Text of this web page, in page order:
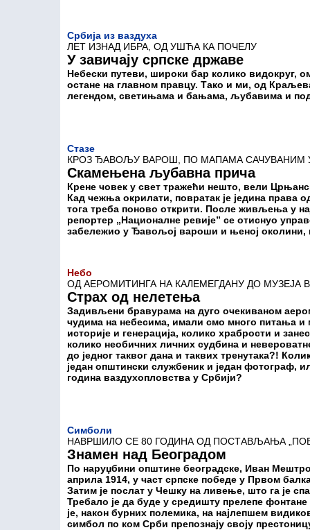
Србија из ваздуха
ЛЕТ ИЗНАД ИБРА, ОД УШЋА КА ПОЧЕЛУ
У завичају српске државе
Небески путеви, широки бар колико видокруг,
остане на главном правцу. Тако и ми, од
легендом, светињама и бањама, љубавима и
Стазе
КРОЗ ЂАВОЉУ ВАРОШ, ПО МАПАМА САЧУВАНИМ
Скамењена љубавна прича
Крене човек у свет тражећи нешто, вели
Кад чежња окрилати, повратак је једина права
тога треба поново открити. После живљења у
репортер „Националне ревије” се отиснуо
забележио у Ђавољој вароши и њеној околини,
Небо
ОД АЕРОМИТИНГА НА КАЛЕМЕГДАНУ ДО МУЗЕЈА
Страх од нелетења
Задивљени бравурама на дуго очекиваном
чудима на небесима, имали смо много питања
историје и генерација, колико храбрости и
колико необичних личних судбина и
до једног таквог дана и таквих тренутака?!
један општински службеник и један фотограф,
година ваздухопловства у Србији?
Симболи
НАВРШИЛО СЕ 80 ГОДИНА ОД ПОСТАВЉАЊА
Знамен над Београдом
По наруџбини општине београдске, Иван
априла 1914, у част српске победе у Првом
Затим је послат у Чешку на ливење, што га је
Требало је да буде у средишту прелепе
је, након бурних полемика, на најлепшем
симбол по ком Срби препознају своју